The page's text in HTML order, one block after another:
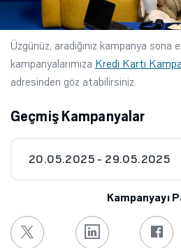
Üzgünüz, aradığınız kampanya sona
kampanyalarımıza Kredi Kartı
adresinden göz atabilirsiniz.
Geçmiş Kampanyalar
20.05.2025 - 29.05.2025
Kampanyayı